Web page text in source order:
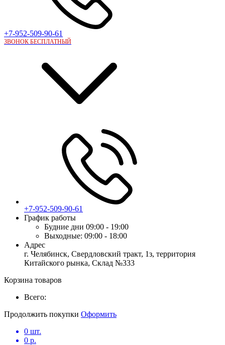
+7-952-509-90-61
ЗВОНОК БЕСПЛАТНЫЙ
+7-952-509-90-61
График работы
Будние дни 09:00 - 19:00
Выходные: 09:00 - 18:00
Адрес
г. Челябинск, Свердловский тракт, 1з, территория
Китайского рынка, Склад №333
Корзина товаров
Всего:
Продолжить покупки Оформить
0 шт.
0 р.